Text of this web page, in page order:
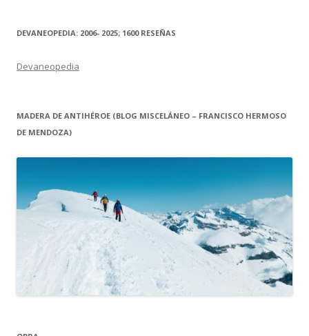
DEVANEOPEDIA: 2006- 2025; 1600 RESEÑAS
Devaneopedia
MADERA DE ANTIHÉROE (BLOG MISCELÁNEO – FRANCISCO HERMOSO
DE MENDOZA)